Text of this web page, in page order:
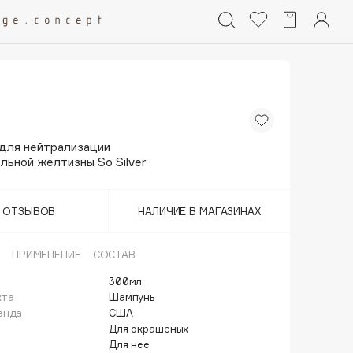
нейтрализации
желтизны So Silver
ОТЗЫВОВ НАЛИЧИЕ В МАГАЗИНАХ
ПРИМЕНЕНИЕ СОСТАВ
300мл
Шампунь
США
Для окрашеных
Для нее